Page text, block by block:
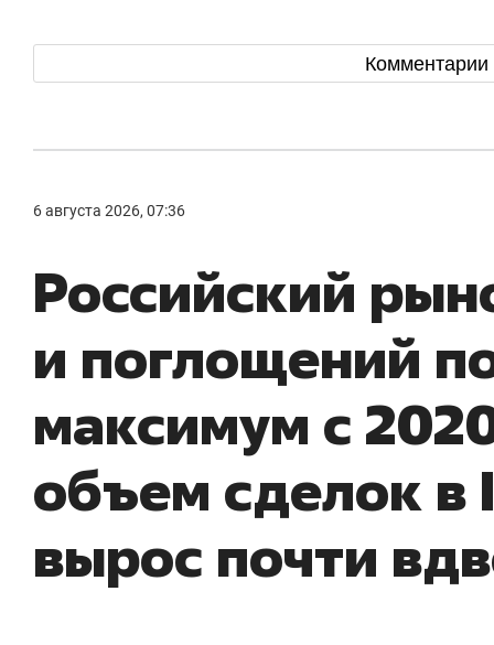
Комментарии
6 августа 2026, 07:36
Российский
и поглощений
максимум с
объем сделок в
вырос почти